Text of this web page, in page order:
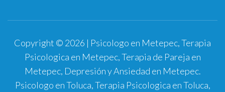
Copyright © 2026 | Psicologo en Metepec, Terapia
Psicologica en Metepec, Terapia de Pareja en
Metepec, Depresión y Ansiedad en Metepec.
Psicologo en Toluca, Terapia Psicologica en Toluca,